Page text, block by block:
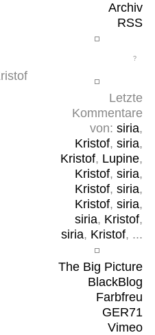
Archiv
RSS
Letzte
Kommentare
von: siria,
Kristof, siria,
Kristof, Lupine,
Kristof, siria,
Kristof, siria,
Kristof, siria,
siria, Kristof,
siria, Kristof, ...
The Big Picture
BlackBlog
Farbfreu
GER71
Vimeo